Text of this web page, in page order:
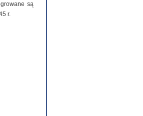
są
r.